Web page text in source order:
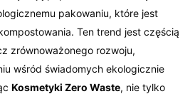
pakowaniu, które jest
Ten trend jest częścią
zrównoważonego rozwoju,
wśród świadomych ekologicznie
Kosmetyki Zero Waste, nie tylko